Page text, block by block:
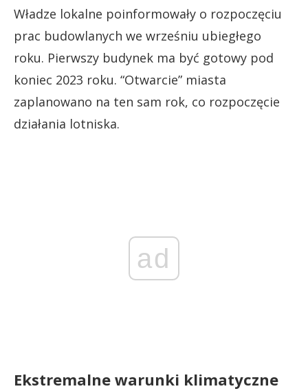
Władze lokalne poinformowały o rozpoczęciu
prac budowlanych we wrześniu ubiegłego
roku. Pierwszy budynek ma być gotowy pod
koniec 2023 roku. “Otwarcie” miasta
zaplanowano na ten sam rok, co rozpoczęcie
działania lotniska.
ad
Ekstremalne warunki klimatyczne